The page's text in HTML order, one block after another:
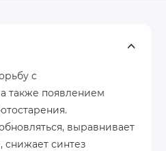
с
также появлением
выравнивает
снижает синтез